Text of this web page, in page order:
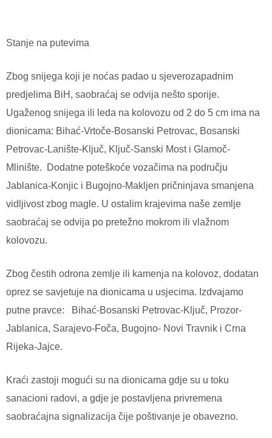
Stanje na putevima
Zbog snijega koji je noćas padao u sjeverozapadnim
predjelima BiH, saobraćaj se odvija nešto sporije.
Ugaženog snijega ili leda na kolovozu od 2 do 5 cm ima na
dionicama: Bihać-Vrtoče-Bosanski Petrovac, Bosanski
Petrovac-Lanište-Ključ, Ključ-Sanski Most i Glamoč-
Mlinište.
Dodatne poteškoće vozačima na području
Jablanica-Konjic i Bugojno-Makljen pričninjava smanjena
vidljivost zbog magle. U ostalim krajevima naše zemlje
saobraćaj se odvija po pretežno mokrom ili vlažnom
kolovozu.
Zbog čestih odrona zemlje ili kamenja na kolovoz, dodatan
oprez se savjetuje na dionicama u usjecima. Izdvajamo
putne pravce:
Bihać-Bosanski Petrovac-Ključ, Prozor-
Jablanica, Sarajevo-Foča, Bugojno- Novi Travnik i Crna
Rijeka-Jajce.
Kraći zastoji mogući su na dionicama gdje su u toku
sanacioni radovi, a gdje je postavljena privremena
saobraćajna signalizacija čije poštivanje je obavezno.